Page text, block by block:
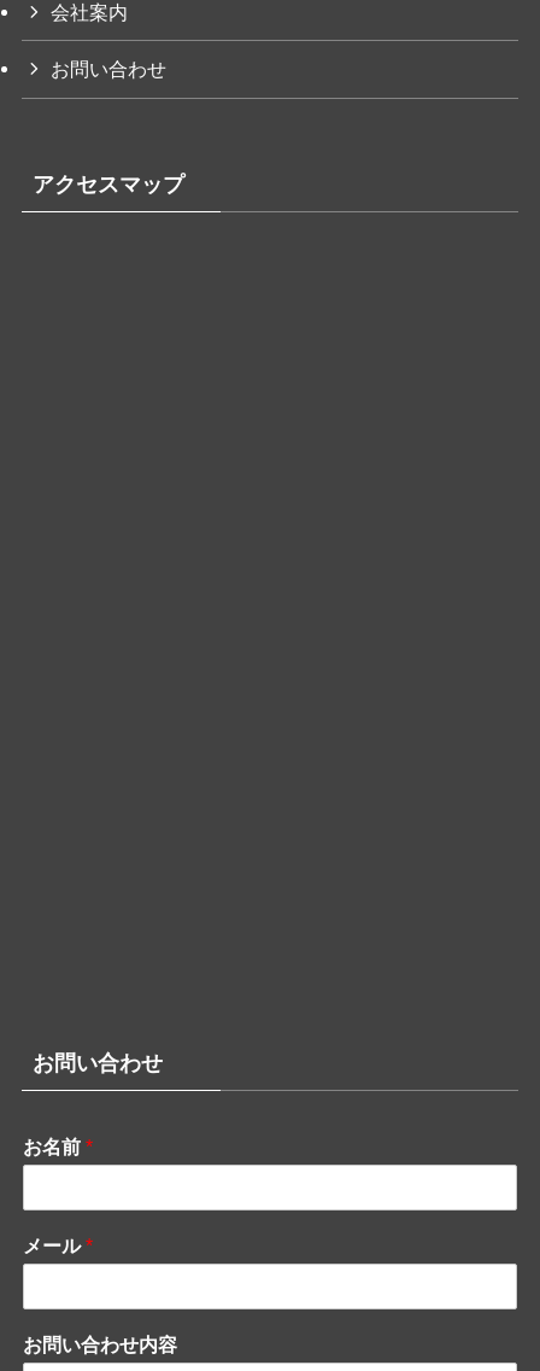
会社案内
お問い合わせ
アクセスマップ
お問い合わせ
お名前 *
メール*
お問い合わせ内容